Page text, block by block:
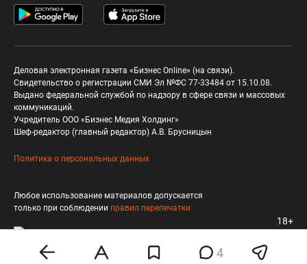
4
Деловая электронная газета «Бизнес Online» (на связи).
Свидетельство о регистрации СМИ Эл №ФС 77-33484 от 15.10.08.
Выдано федеральной службой по надзору в сфере связи и массовых
коммуникаций.
Учредитель ООО «Бизнес Медия Холдинг»
Шеф-редактор (главный редактор) А.В. Брусницын
Политика о персональных данных
Любое использование материалов допускается
только при соблюдении правил перепечатки
18+